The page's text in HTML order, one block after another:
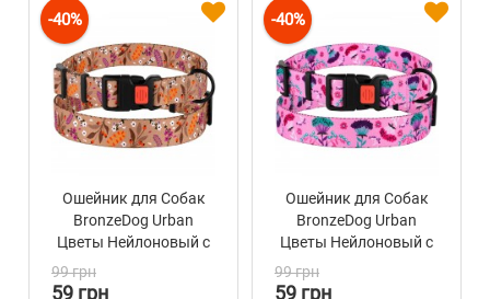
-40%
Ошейник для Собак
BronzeDog Urban
Цветы Нейлоновый c
Пряжкой Бежевый
99 грн
59 грн
-40%
Ошейник для Собак
BronzeDog Urban
Цветы Нейлоновый c
Пряжкой Розовый
99 грн
59 грн